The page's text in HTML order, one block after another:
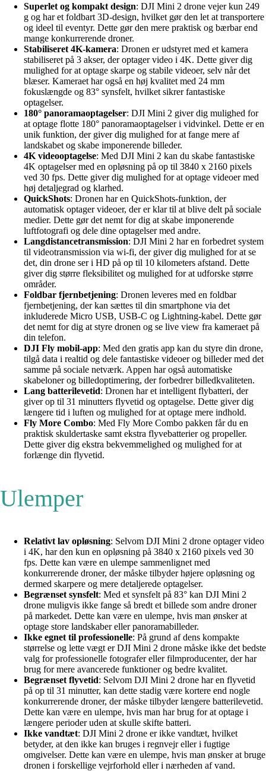
Superlet og kompakt design: DJI Mini 2 drone vejer kun 249
g og har et foldbart 3D-design, hvilket gør den let at transportere
og ideel til eventyr. Dette gør den mere praktisk og bærbar end
mange konkurrerende droner.
Stabiliseret 4K-kamera: Dronen er udstyret med et kamera
stabiliseret på 3 akser, der optager video i 4K. Dette giver dig
mulighed for at optage skarpe og stabile videoer, selv når det
blæser. Kameraet har også en høj kvalitet med 24 mm
fokuslængde og 83° synsfelt, hvilket sikrer fantastiske
optagelser.
180° panoramaoptagelser: DJI Mini 2 giver dig mulighed for
at optage flotte 180° panoramaoptagelser i vidvinkel. Dette er en
unik funktion, der giver dig mulighed for at fange mere af
landskabet og skabe imponerende billeder.
4K videooptagelse: Med DJI Mini 2 kan du skabe fantastiske
4K optagelser med en opløsning på op til 3840 x 2160 pixels
ved 30 fps. Dette giver dig mulighed for at optage videoer med
høj detaljegrad og klarhed.
QuickShots: Dronen har en QuickShots-funktion, der
automatisk optager videoer, der er klar til at blive delt på sociale
medier. Dette gør det nemt for dig at skabe imponerende
luftfotografi og dele dine optagelser med andre.
Langdistancetransmission: DJI Mini 2 har en forbedret system
til videotransmission via wi-fi, der giver dig mulighed for at se
det, din drone ser i HD på op til 10 kilometers afstand. Dette
giver dig større fleksibilitet og mulighed for at udforske større
områder.
Foldbar fjernbetjening: Dronen leveres med en foldbar
fjernbetjening, der kan sættes til din smartphone via det
inkluderede Micro USB, USB-C og Lightning-kabel. Dette gør
det nemt for dig at styre dronen og se live view fra kameraet på
din telefon.
DJI Fly mobil-app: Med den gratis app kan du styre din drone,
tilgå data i realtid og dele fantastiske videoer og billeder med det
samme på sociale netværk. Appen har også automatiske
skabeloner og billedoptimering, der forbedrer billedkvaliteten.
Lang batterilevetid: Dronen har et intelligent flybatteri, der
giver op til 31 minutters flyvetid og optagelse. Dette giver dig
længere tid i luften og mulighed for at optage mere indhold.
Fly More Combo: Med Fly More Combo pakken får du en
praktisk skuldertaske samt ekstra flyvebatterier og propeller.
Dette giver dig ekstra bekvemmelighed og mulighed for at
forlænge din flyvetid.
Ulemper
Relativt lav opløsning: Selvom DJI Mini 2 drone optager video
i 4K, har den kun en opløsning på 3840 x 2160 pixels ved 30
fps. Dette kan være en ulempe sammenlignet med
konkurrerende droner, der måske tilbyder højere opløsning og
dermed skarpere og mere detaljerede optagelser.
Begrænset synsfelt: Med et synsfelt på 83° kan DJI Mini 2
drone muligvis ikke fange så bredt et billede som andre droner
på markedet. Dette kan være en ulempe, hvis man ønsker at
optage store landskaber eller panoramabilleder.
Ikke egnet til professionelle: På grund af dens kompakte
størrelse og lette vægt er DJI Mini 2 drone måske ikke det bedste
valg for professionelle fotografer eller filmproducenter, der har
brug for mere avancerede funktioner og bedre kvalitet.
Begrænset flyvetid: Selvom DJI Mini 2 drone har en flyvetid
på op til 31 minutter, kan dette stadig være kortere end nogle
konkurrerende droner, der måske tilbyder længere batterilevetid.
Dette kan være en ulempe, hvis man har brug for at optage i
længere perioder uden at skulle skifte batteri.
Ikke vandtæt: DJI Mini 2 drone er ikke vandtæt, hvilket
betyder, at den ikke kan bruges i regnvejr eller i fugtige
omgivelser. Dette kan være en ulempe, hvis man ønsker at bruge
dronen i forskellige vejrforhold eller i nærheden af vand.